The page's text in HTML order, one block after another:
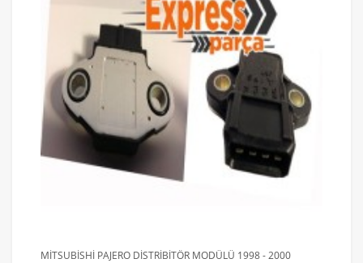
MİTSUBİSHİ PAJERO DİSTRİBİTÖR MODÜLÜ 1998 - 2000